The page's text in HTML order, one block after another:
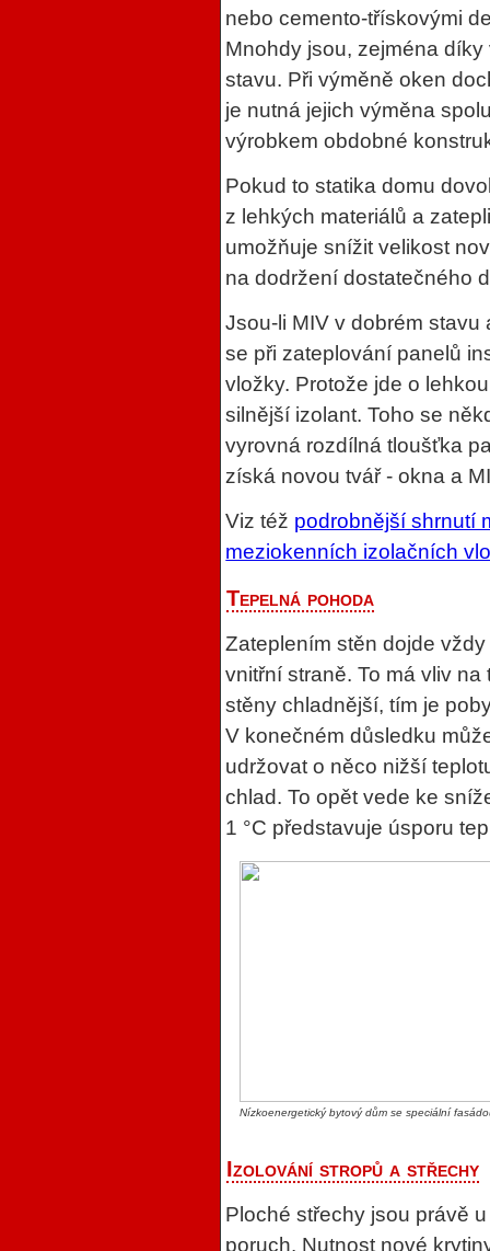
nebo cemento-třískovými
Mnohdy jsou, zejména
stavu. Při výměně oken
je nutná jejich výměna
výrobkem obdobné
Pokud to statika domu
z lehkých materiálů a
umožňuje snížit velikost
na dodržení dostatečného
Jsou-li MIV v dobrém
se při zateplování panelů
vložky. Protože jde o
silnější izolant. Toho se
vyrovná rozdílná tloušťka
získá novou tvář - okna a
Viz též podrobnější shrnutí
meziokenních izolačních
Tepelná pohoda
Zateplením stěn dojde
vnitřní straně. To má vliv
stěny chladnější, tím je
V konečném důsledku
udržovat o něco nižší
chlad. To opět vede ke
1 °C představuje úsporu
Nízkoenergetický bytový dům se speciální
Izolování stropů a střechy
Ploché střechy jsou právě
poruch. Nutnost nové